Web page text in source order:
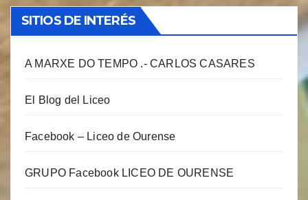
SITIOS DE INTERÉS
A MARXE DO TEMPO .- CARLOS CASARES
El Blog del Liceo
Facebook – Liceo de Ourense
GRUPO Facebook LICEO DE OURENSE